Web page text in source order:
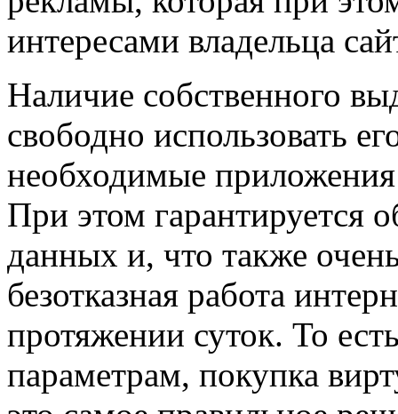
интересами владельца
Наличие собственного
свободно использовать
необходимые
При этом гарантируется
данных и, что также
безотказная работа
протяжении суток. То
параметрам, покупка